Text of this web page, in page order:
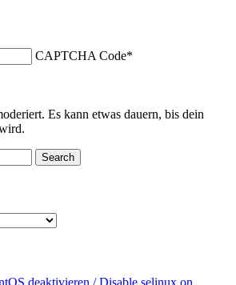
CAPTCHA Code*
Es kann etwas dauern, bis dein